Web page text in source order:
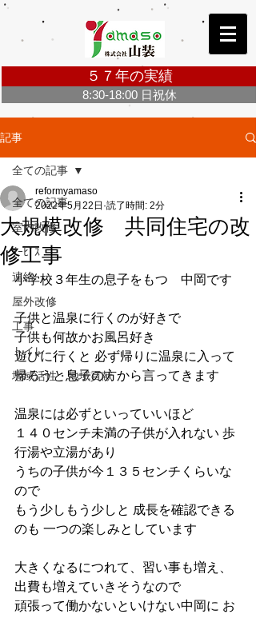
５７年の実績
8:30-18:00 日祝休
記事
全ての記事
室内改修
ｻｰﾋﾞｽ
連絡
屋外改修
工事
トイレ
地域活性・地域貢献
全ての記事
大規模改修 共同住宅の改
修工事
reformyamaso
2022年5月22日 読了時間: 2分
小学校３年生の息子をもつ　中岡です
子供と温泉に行くのが好きで
子供も何故かお風呂好き
遊びに行くと 必ず帰りに温泉に入って
帰ろうと息子の方から言ってきます
温泉には必ずといっていいほど
１４０センチ未満の子供が入れない 歩
行湯や立湯があり
うちの子供が今１３５センチくらいな
ので
もう少しもう少しと 成長を確認できる
のも 一つの楽しみとしています
大きくなるにつれて、習い事も増え、
出費も増えていきそうなので
頑張って働かないといけない中岡に お